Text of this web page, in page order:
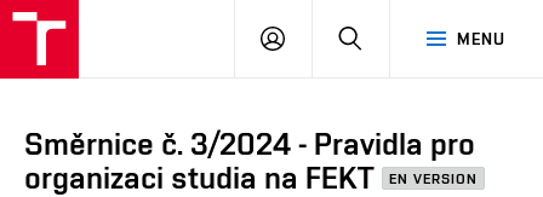
MENU
PŘIHLÁSIT
Směrnice č. 3/2024 - Pravidla pro
organizaci studia na FEKT
EN VERSION